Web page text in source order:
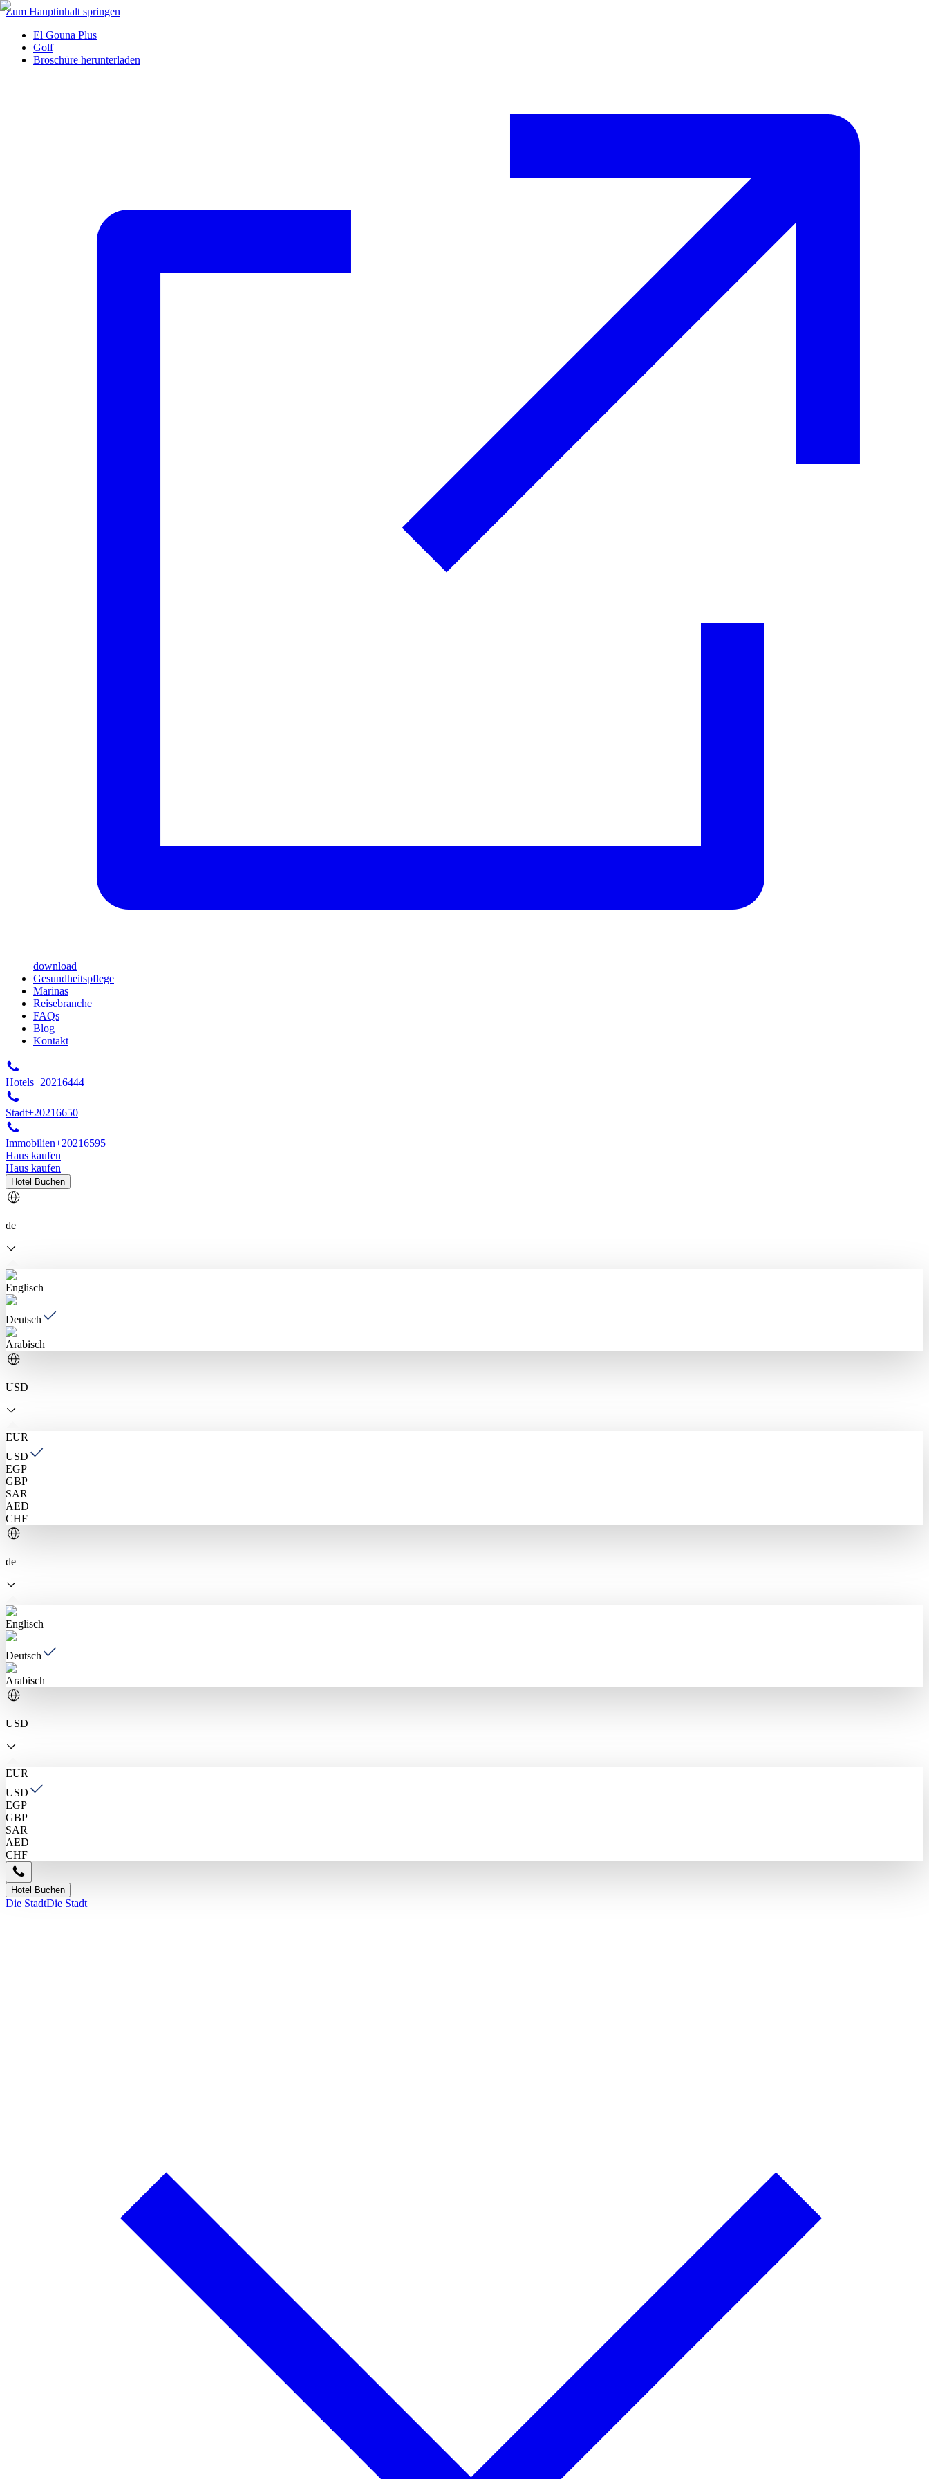
Zum Hauptinhalt springen
El Gouna Plus
Golf
Broschüre herunterladen
download
Gesundheitspflege
Marinas
Reisebranche
FAQs
Blog
Kontakt
Hotels+20216444
Stadt+20216650
Immobilien+20216595
Haus kaufen
Haus kaufen
Hotel Buchen
de
Englisch
Deutsch
Arabisch
USD
EUR
USD
EGP
GBP
SAR
AED
CHF
de
Englisch
Deutsch
Arabisch
USD
EUR
USD
EGP
GBP
SAR
AED
CHF
Hotel Buchen
Die StadtDie Stadt